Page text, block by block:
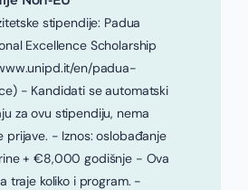
stipendije: Padua
Excellence Scholarship
en/padua-
- Kandidati se automatski
za ovu stipendiju, nema
prijave. - Iznos: oslobađanje
+ €8,000 godišnje - Ova
traje koliko i program. -